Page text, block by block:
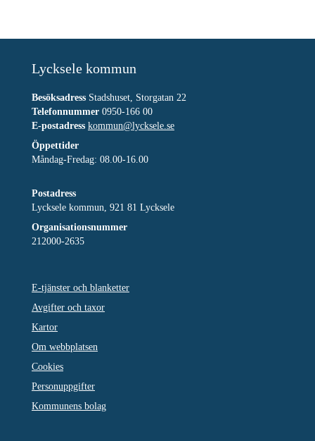
Lycksele kommun
Besöksadress Stadshuset, Storgatan 22
Telefonnummer 0950-166 00
E-postadress kommun@lycksele.se
Öppettider
Måndag-Fredag: 08.00-16.00
Postadress
Lycksele kommun, 921 81 Lycksele
Organisationsnummer
212000-2635
E-tjänster och blanketter
Avgifter och taxor
Kartor
Om webbplatsen
Cookies
Personuppgifter
Kommunens bolag